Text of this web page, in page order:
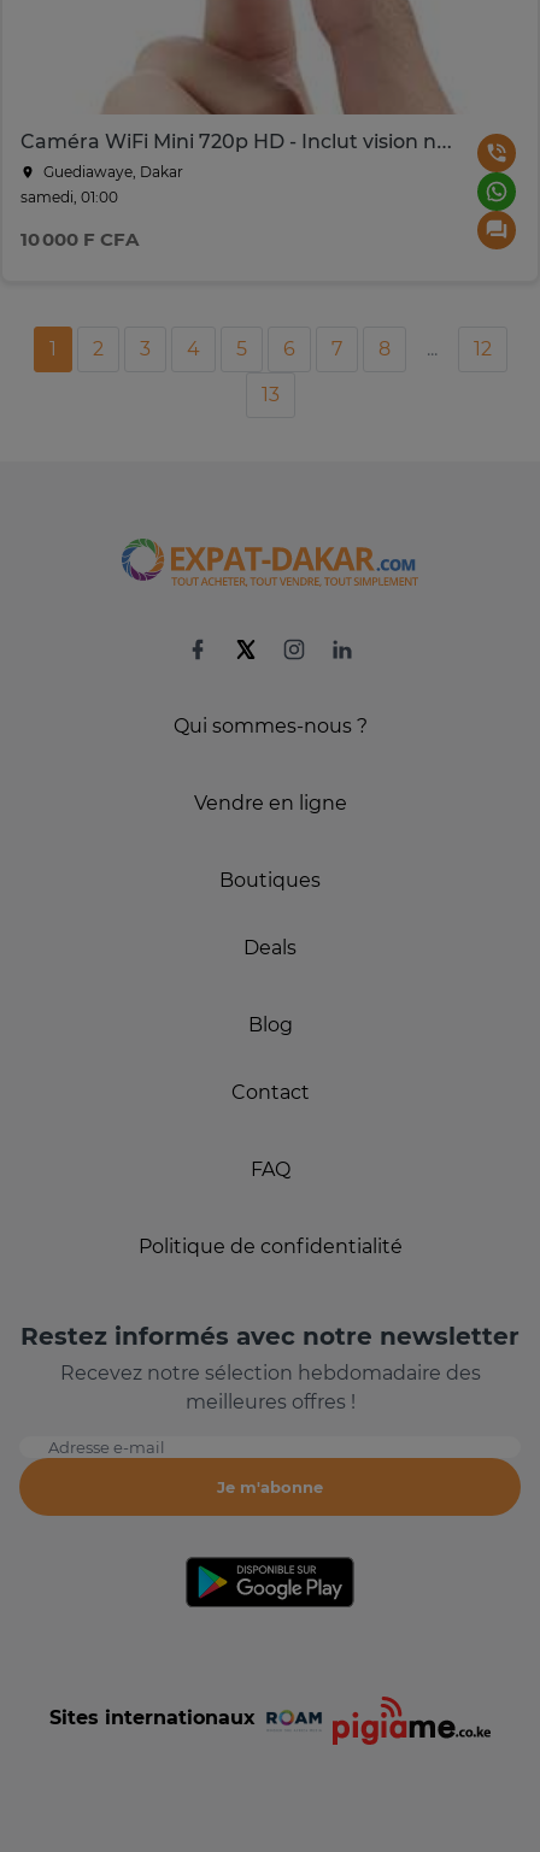
Caméra WiFi Mini 720p HD - Inclut vision nocturne
Guediawaye, Dakar
samedi, 01:00
10 000 F CFA
1 2 3 4 5 6 7 8 ...
12
13
Qui sommes-nous ?
Vendre en ligne
Boutiques
Deals
Blog
Contact
FAQ
Politique de confidentialité
Restez informés avec notre newsletter
Recevez notre sélection hebdomadaire des
meilleures offres !
Adresse e-mail
Je m'abonne
Sites internationaux